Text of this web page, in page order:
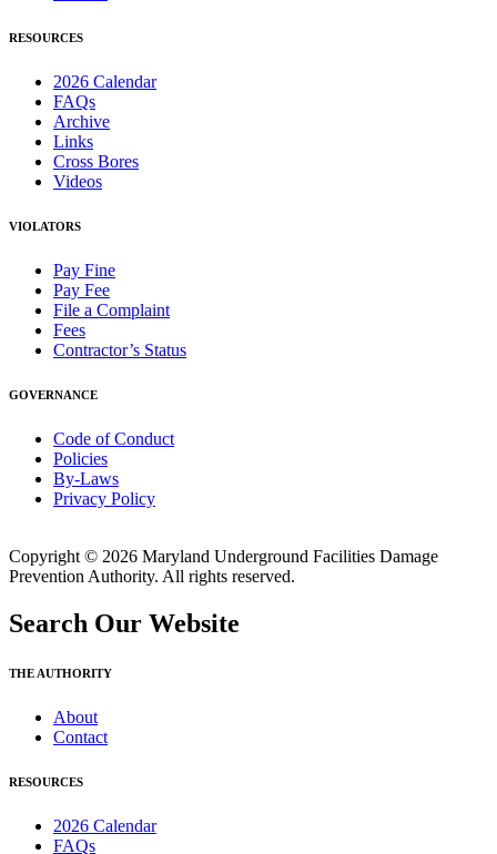
RESOURCES
2026 Calendar
FAQs
Archive
Links
Cross Bores
Videos
VIOLATORS
Pay Fine
Pay Fee
File a Complaint
Fees
Contractor’s Status
GOVERNANCE
Code of Conduct
Policies
By-Laws
Privacy Policy
Copyright © 2026 Maryland Underground Facilities Damage
Prevention Authority. All rights reserved.
Search Our Website
THE AUTHORITY
About
Contact
RESOURCES
2026 Calendar
FAQs